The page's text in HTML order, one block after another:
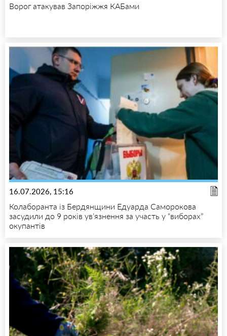
Ворог атакував Запоріжжя КАБами
16.07.2026, 15:16
Колаборанта із Бердянщини Едуарда Саморокова
засудили до 9 років ув’язнення за участь у “виборах”
окупантів